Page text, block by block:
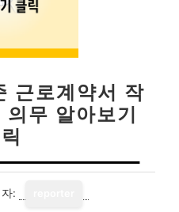
근로계약서 작
무 알아보기
: